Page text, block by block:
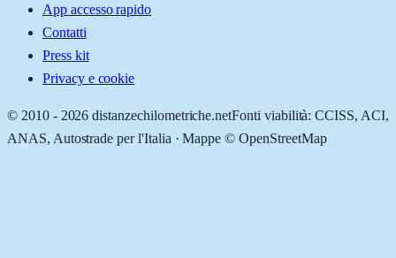
App accesso rapido
Contatti
Press kit
Privacy e cookie
© 2010 - 2026 distanzechilometriche.netFonti viabilità: CCISS, ACI,
ANAS, Autostrade per l'Italia · Mappe © OpenStreetMap